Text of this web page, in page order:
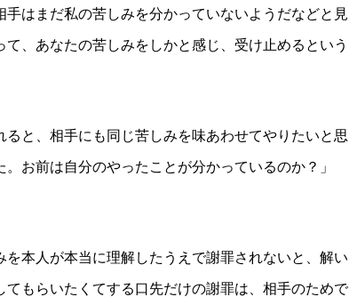
はまだ私の苦しみを分かっていないようだなどと見
、あなたの苦しみをしかと感じ、受け止めるという
と、相手にも同じ苦しみを味あわせてやりたいと思
お前は自分のやったことが分かっているのか？」
本人が本当に理解したうえで謝罪されないと、解い
もらいたくてする口先だけの謝罪は、相手のためで